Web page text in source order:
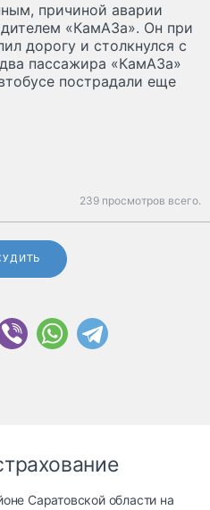
причиной аварии
«КамАЗа». Он при
дорогу и столкнулся с
пассажира «КамАЗа»
пострадали еще
239 просмотров всего.
Саратовской области на